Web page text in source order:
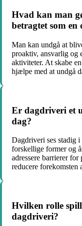
Hvad kan man
betragtet som en
Man kan undgå at
proaktiv, ansvarlig og
aktiviteter. At skabe
hjælpe med at undgå
Er dagdriveri et
dag?
Dagdriveri ses stadig
forskellige former og
adressere barrierer
reducere forekomsten
Hvilken rolle
dagdriveri?